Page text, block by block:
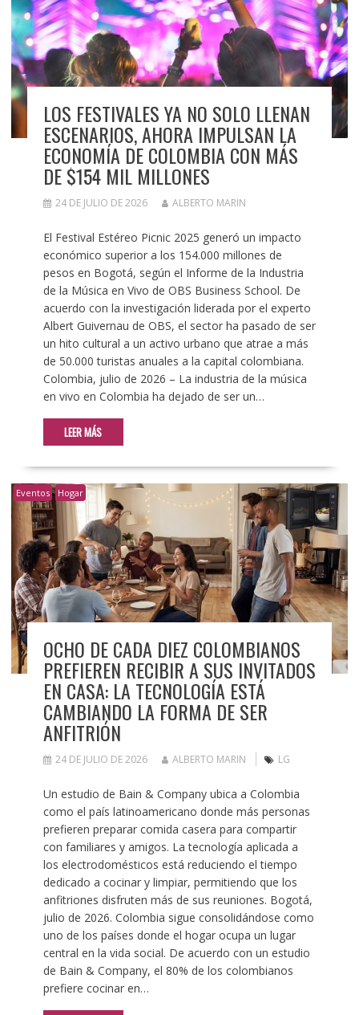
LOS FESTIVALES YA NO SOLO LLENAN
ESCENARIOS, AHORA IMPULSAN LA
ECONOMÍA DE COLOMBIA CON MÁS
DE $154 MIL MILLONES
24 DE JULIO DE 2026 ALBERTO MARIN
El Festival Estéreo Picnic 2025 generó un impacto
económico superior a los 154.000 millones de
pesos en Bogotá, según el Informe de la Industria
de la Música en Vivo de OBS Business School. De
acuerdo con la investigación liderada por el experto
Albert Guivernau de OBS, el sector ha pasado de ser
un hito cultural a un activo urbano que atrae a más
de 50.000 turistas anuales a la capital colombiana.
Colombia, julio de 2026 – La industria de la música
en vivo en Colombia ha dejado de ser un…
LEER MÁS
Eventos Hogar
OCHO DE CADA DIEZ COLOMBIANOS
PREFIEREN RECIBIR A SUS INVITADOS
EN CASA: LA TECNOLOGÍA ESTÁ
CAMBIANDO LA FORMA DE SER
ANFITRIÓN
24 DE JULIO DE 2026 ALBERTO MARIN LG
Un estudio de Bain & Company ubica a Colombia
como el país latinoamericano donde más personas
prefieren preparar comida casera para compartir
con familiares y amigos. La tecnología aplicada a
los electrodomésticos está reduciendo el tiempo
dedicado a cocinar y limpiar, permitiendo que los
anfitriones disfruten más de sus reuniones. Bogotá,
julio de 2026. Colombia sigue consolidándose como
uno de los países donde el hogar ocupa un lugar
central en la vida social. De acuerdo con un estudio
de Bain & Company, el 80% de los colombianos
prefiere cocinar en…